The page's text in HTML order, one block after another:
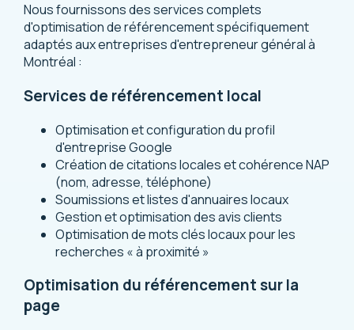
Nous fournissons des services complets
d'optimisation de référencement spécifiquement
adaptés aux entreprises d'entrepreneur général à
Montréal :
Services de référencement local
Optimisation et configuration du profil
d'entreprise Google
Création de citations locales et cohérence NAP
(nom, adresse, téléphone)
Soumissions et listes d'annuaires locaux
Gestion et optimisation des avis clients
Optimisation de mots clés locaux pour les
recherches « à proximité »
Optimisation du référencement sur la
page